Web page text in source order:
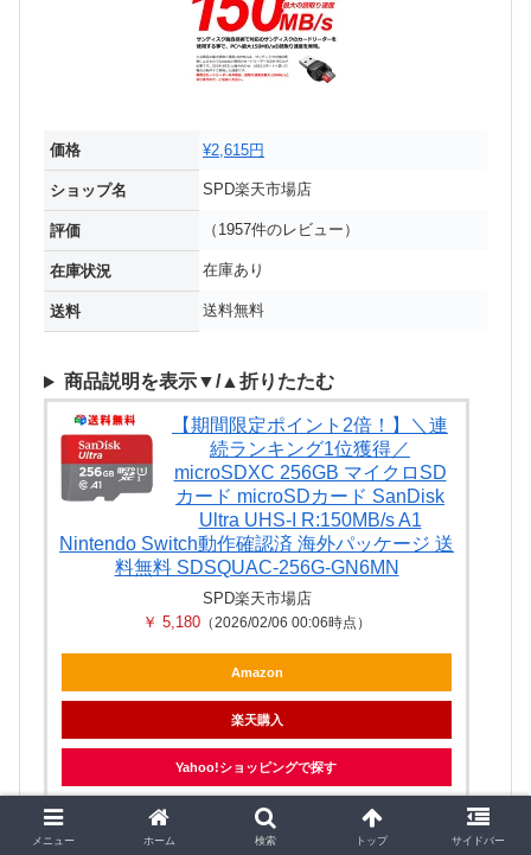
価格 ¥2,615円
ショップ名 SPD楽天市場店
評価 （1957件のレビュー）
在庫状況 在庫あり
送料 送料無料
商品説明を表示▼/▲折りたたむ
【期間限定ポイント2倍！】＼連
続ランキング1位獲得／
microSDXC 256GB マイクロSD
カード microSDカード SanDisk
Ultra UHS-I R:150MB/s A1
Nintendo Switch動作確認済 海外パッケージ 送
料無料 SDSQUAC-256G-GN6MN
SPD楽天市場店
￥ 5,180 （2026/02/06 00:06時点）
Amazon
楽天購入
Yahoo!ショッピングで探す
メルカリで探す
メニュー ホーム 検索 トップ サイドバー